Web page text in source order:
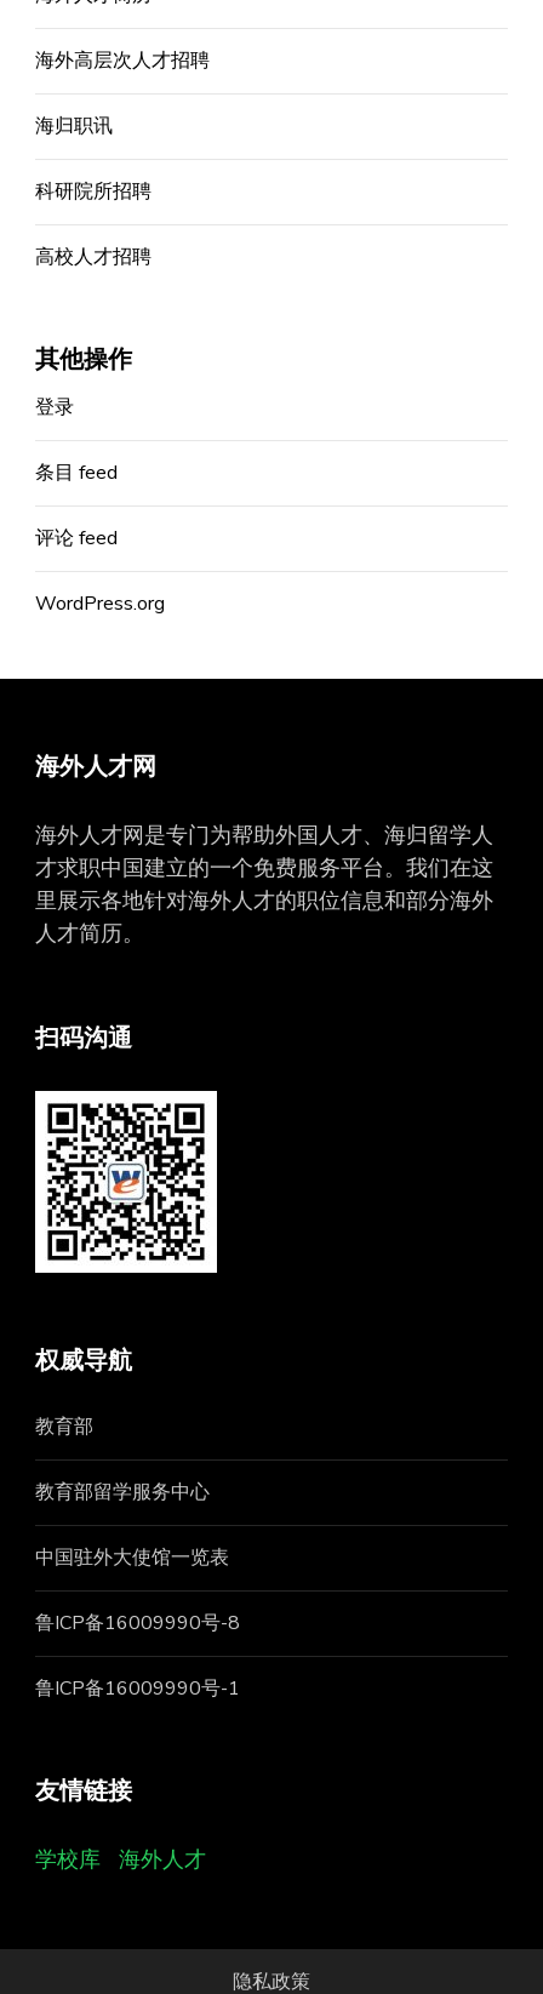
海外高层次人才招聘
海归职讯
科研院所招聘
高校人才招聘
其他操作
登录
条目 feed
评论 feed
WordPress.org
海外人才网
海外人才网是专门为帮助外国人才、海归留学人
才求职中国建立的一个免费服务平台。我们在这
里展示各地针对海外人才的职位信息和部分海外
人才简历。
扫码沟通
权威导航
教育部
教育部留学服务中心
中国驻外大使馆一览表
鲁ICP备16009990号-8
鲁ICP备16009990号-1
友情链接
学校库 海外人才
隐私政策